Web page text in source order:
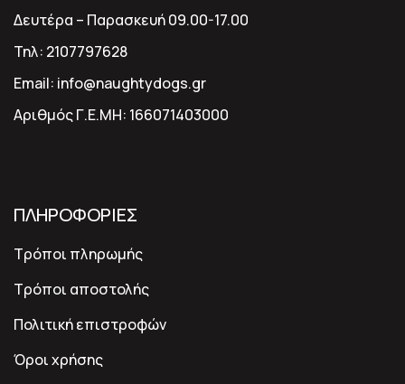
Δευτέρα – Παρασκευή 09.00-17.00
Τηλ: 2107797628
Email: info@naughtydogs.gr
Αριθμός Γ.Ε.ΜΗ: 166071403000
ΠΛΗΡΟΦΟΡΙΕΣ
Τρόποι πληρωμής
Τρόποι αποστολής
Πολιτική επιστροφών
Όροι χρήσης